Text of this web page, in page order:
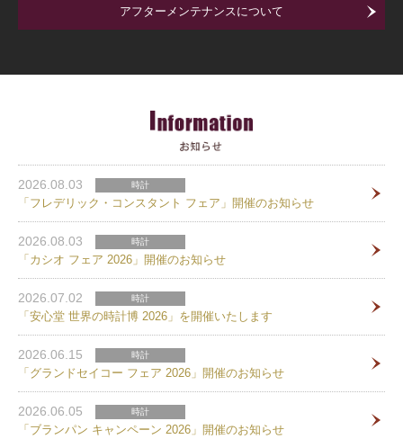
アフターメンテナンスについて
2026.08.03 時計
「フレデリック・コンスタント フェア」開催のお知らせ
2026.08.03 時計
「カシオ フェア 2026」開催のお知らせ
2026.07.02 時計
「安心堂 世界の時計博 2026」を開催いたします
2026.06.15 時計
「グランドセイコー フェア 2026」開催のお知らせ
2026.06.05 時計
「ブランパン キャンペーン 2026」開催のお知らせ